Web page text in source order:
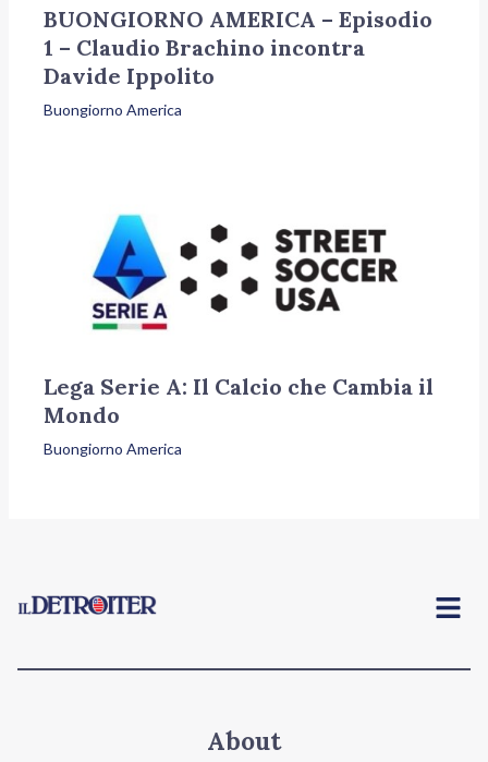
BUONGIORNO AMERICA – Episodio
1 – Claudio Brachino incontra
Davide Ippolito
Buongiorno America
Lega Serie A: Il Calcio che Cambia il
Mondo
Buongiorno America
Menu
About